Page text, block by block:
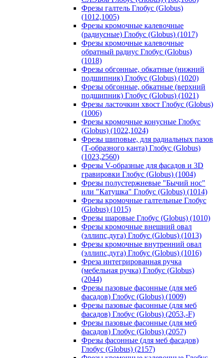
Фрезы галтель Глобус (Globus)
(1012,1005)
Фрезы кромочные калевочные
(радиусные) Глобус (Globus) (1017)
Фрезы кромочные калевочные
обратный радиус Глобус (Globus)
(1018)
Фрезы обгонные, обкатные (нижний
подшипник) Глобус (Globus) (1020)
Фрезы обгонные, обкатные (верхний
подшипник) Глобус (Globus) (1021)
Фрезы ласточкин хвост Глобус (Globus)
(1006)
Фрезы кромочные конусные Глобус
(Globus) (1022,1024)
Фрезы шиповые, для радиальных пазов
(Т-образного канта) Глобус (Globus)
(1023,2560)
Фрезы V-образные для фасадов и 3D
гравировки Глобус (Globus) (1004)
Фрезы полустержневые "Бычий нос"
или "Катушка" Глобус (Globus) (1014)
Фрезы кромочные галтельные Глобус
(Globus) (1015)
Фрезы шаровые Глобус (Globus) (1010)
Фрезы кромочные внешний овал
(эллипс,дуга) Глобус (Globus) (1013)
Фрезы кромочные внутренний овал
(эллипс,дуга) Глобус (Globus) (1016)
Фреза интегрированная ручка
(мебельная ручка) Глобус (Globus)
(2044)
Фрезы пазовые фасонные (для меб
фасадов) Глобус (Globus) (1009)
Фрезы пазовые фасонные (для меб
фасадов) Глобус (Globus) (2053,-F)
Фрезы пазовые фасонные (для меб
фасадов) Глобус (Globus) (2057)
Фрезы фасонные (для меб фасадов)
Глобус (Globus) (2157)